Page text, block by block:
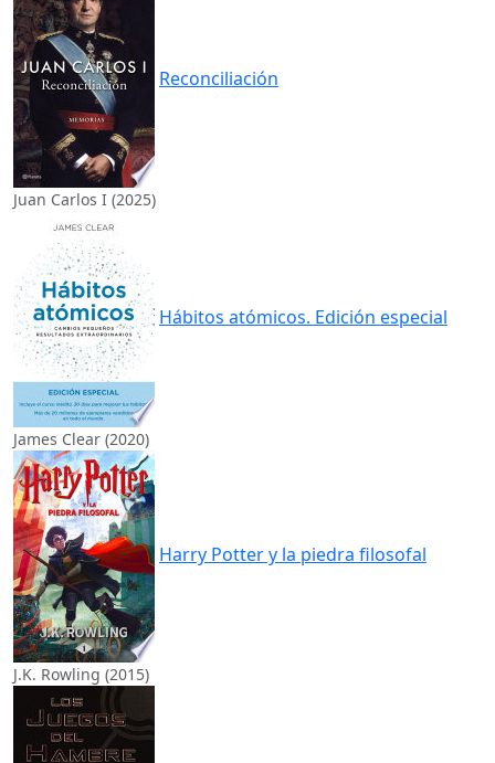
Reconciliación
Juan Carlos I (2025)
Hábitos atómicos. Edición especial
James Clear (2020)
Harry Potter y la piedra filosofal
J.K. Rowling (2015)